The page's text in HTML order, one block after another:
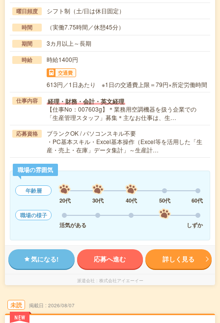
曜日頻度 シフト制（土/日は休日固定）
時間 （実働7.75時間／休憩45分）
期間 3カ月以上～長期
時給 時給1400円
交通費
613円／1日あたり ※1日の交通費上限＝79円×所定労働時間
仕事内容 経理・財務・会計・英文経理
【仕事No：007603g】＊業務用空調機器を扱う企業での
「生産管理スタッフ」募集＊主なお仕事は、生…
応募資格
ブランクOK / パソコンスキル不要
・PC基本スキル・Excel基本操作（Excel等を活用した「生
産・売上・在庫」データ集計」～生産計…
職場の雰囲気
年齢層
20代
30代 40代 50代
60代
職場の様子
活気がある
しずか
気になる! 応募へ進む 詳しく見る
派遣会社 株式会社アイエーイー
未読
NEW
掲載日 2026/08/07